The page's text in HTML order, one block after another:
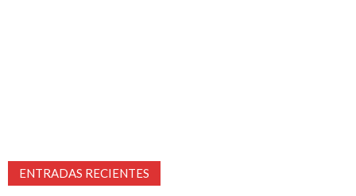
ENTRADAS RECIENTES